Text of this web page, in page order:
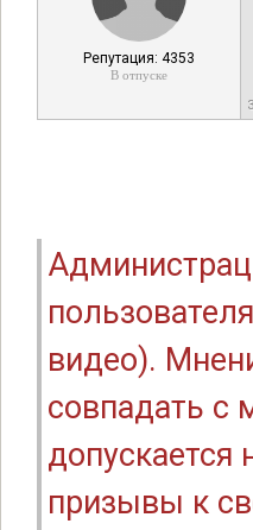
Репутация: 4353
В отпуске
видео).
совпадать с
допускается
призывы к